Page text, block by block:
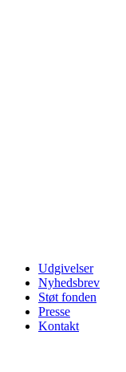
Udgivelser
Nyhedsbrev
Støt fonden
Presse
Kontakt